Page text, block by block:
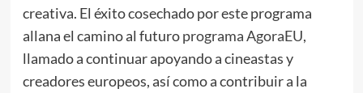
creativa. El éxito cosechado por este programa
allana el camino al futuroprograma AgoraEU,
llamado a continuar apoyando a cineastas y
creadores europeos, así como a contribuir a la